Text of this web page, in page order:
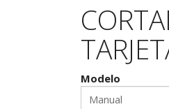
Modelo